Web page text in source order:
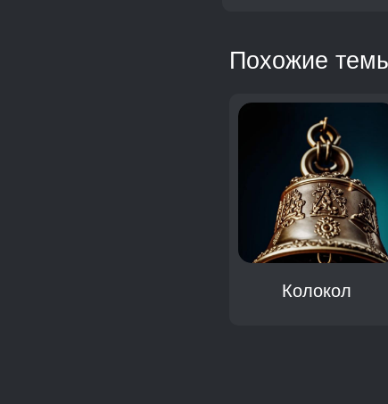
Похожие
Колокол